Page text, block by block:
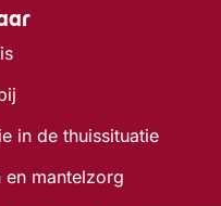
in de thuissituatie
en mantelzorg